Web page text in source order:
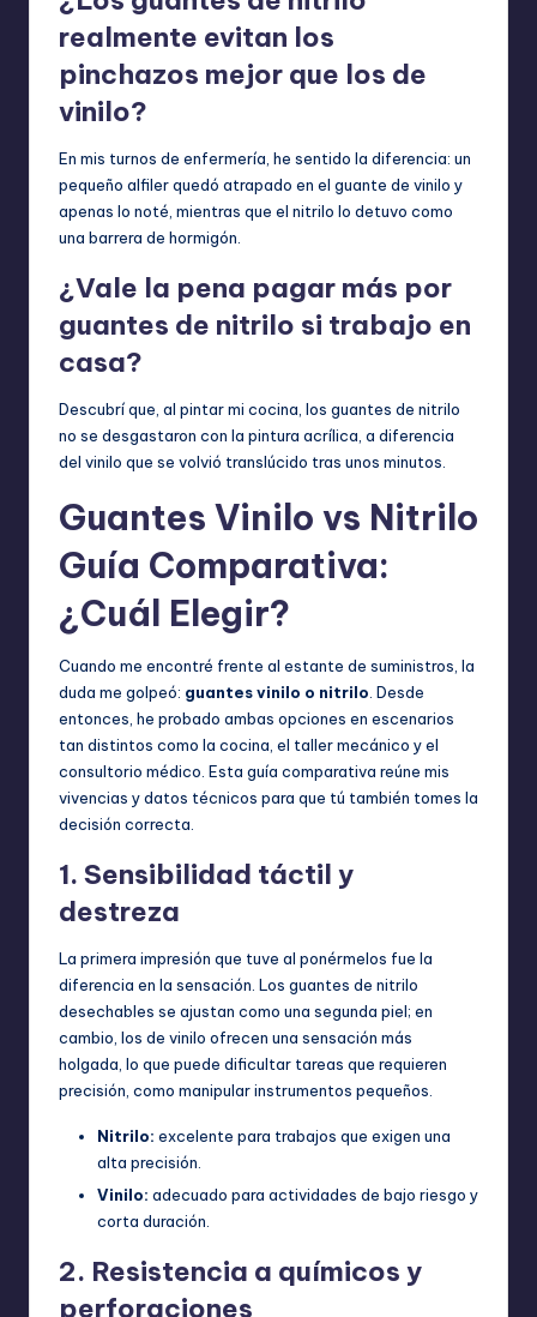
realmente evitan los
pinchazos mejor que los de
vinilo?
En mis turnos de enfermería, he sentido la diferencia: un
pequeño alfiler quedó atrapado en el guante de vinilo y
apenas lo noté, mientras que el nitrilo lo detuvo como
una barrera de hormigón.
¿Vale la pena pagar más por
guantes de nitrilo si trabajo en
casa?
Descubrí que, al pintar mi cocina, los guantes de nitrilo
no se desgastaron con la pintura acrílica, a diferencia
del vinilo que se volvió translúcido tras unos minutos.
Guantes Vinilo vs Nitrilo
Guía Comparativa:
¿Cuál Elegir?
Cuando me encontré frente al estante de suministros, la
duda me golpeó: guantes vinilo o nitrilo . Desde
entonces, he probado ambas opciones en escenarios
tan distintos como la cocina, el taller mecánico y el
consultorio médico. Esta guía comparativa reúne mis
vivencias y datos técnicos para que tú también tomes la
decisión correcta.
1. Sensibilidad táctil y
destreza
La primera impresión que tuve al ponérmelos fue la
diferencia en la sensación. Los guantes de nitrilo
desechables se ajustan como una segunda piel; en
cambio, los de vinilo ofrecen una sensación más
holgada, lo que puede dificultar tareas que requieren
precisión, como manipular instrumentos pequeños.
Nitrilo: excelente para trabajos que exigen una
alta precisión.
Vinilo: adecuado para actividades de bajo riesgo y
corta duración.
2. Resistencia a químicos y
perforaciones